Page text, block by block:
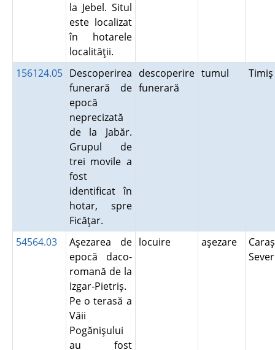
la Jebel. Situl
este localizat
în hotarele
localităţii.
156124.05 Descoperirea
funerară de
epocă
neprecizată
de la Jabăr.
Grupul de
trei movile a
fost
identificat în
hotar, spre
Ficăţar.
descoperire
funerară
tumul
54564.03
Aşezarea de
epocă daco-
romană de la
Izgar-Pietriş.
Pe o terasă a
Văii
Pogănişului
au fost
locuire aşezare